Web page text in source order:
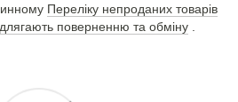
Переліку непроданих товарів
поверненню та обміну